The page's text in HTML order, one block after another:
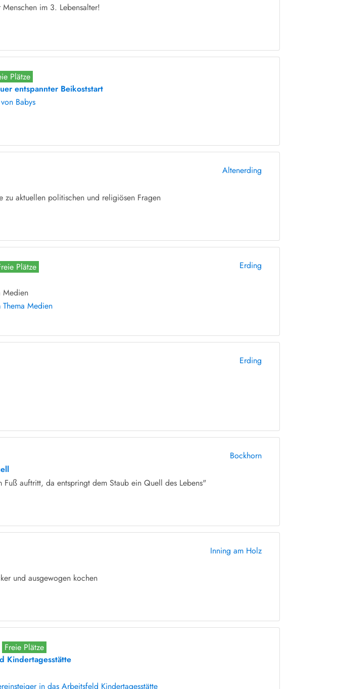
im 3. Lebensalter!
Plätze
entspannter Beikoststart
Babys
Altenerding
zu aktuellen politischen und religiösen Fragen
Plätze
Erding
Medien
Medien
Erding
Bockhorn
auftritt, da entspringt dem Staub ein Quell des Lebens"
Inning am Holz
und ausgewogen kochen
Freie Plätze
Kindertagesstätte
in das Arbeitsfeld Kindertagesstätte